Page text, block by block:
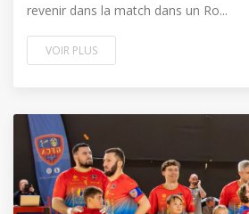
revenir dans la match dans un Ro...
VOIR PLUS